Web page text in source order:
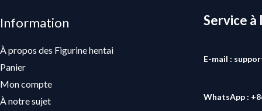
Information
À propos des Figurine hentai
Panier
Mon compte
À notre sujet
Service
E-mail :
WhatsApp :